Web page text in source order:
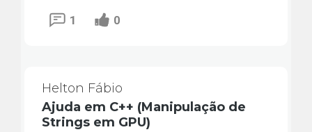
1 0
Helton Fábio
Ajuda em C++ (Manipulação de
Strings em GPU)